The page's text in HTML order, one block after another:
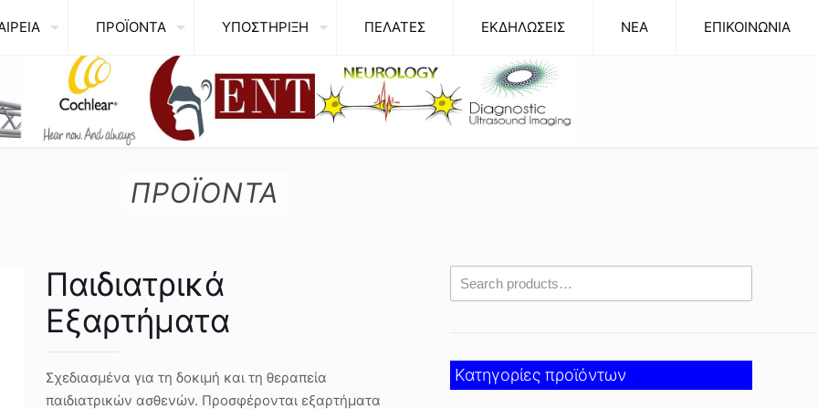
ΠΡΟΪΟΝΤΑ ΥΠΟΣΤΗΡΙΞΗ ΠΕΛΑΤΕΣ ΕΚΔΗΛΩΣΕΙΣ NEA ΕΠΙΚΟΙΝΩΝΙΑ
ΠΡΟΪΟΝΤΑ
Παιδιατρικά
Εξαρτήματα
Σχεδιασμένα για τη δοκιμή και τη θεραπεία
παιδιατρικών ασθενών. Προσφέρονται εξαρτήματα
Κατηγορίες προϊόντων